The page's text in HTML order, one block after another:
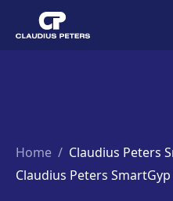
Home / Claudius Peters
Claudius Peters